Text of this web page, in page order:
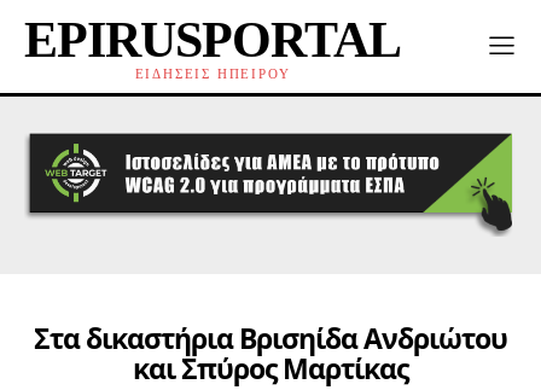
EPIRUSPORTAL
ΕΙΔΗΣΕΙΣ ΗΠΕΙΡΟΥ
Στα δικαστήρια Βρισηίδα Ανδριώτου
και Σπύρος Μαρτίκας